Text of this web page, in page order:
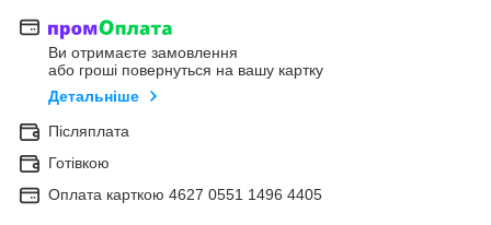
Ви отримаєте замовлення
або гроші повернуться на вашу картку
Детальніше
Післяплата
Готівкою
Оплата карткою 4627 0551 1496 4405